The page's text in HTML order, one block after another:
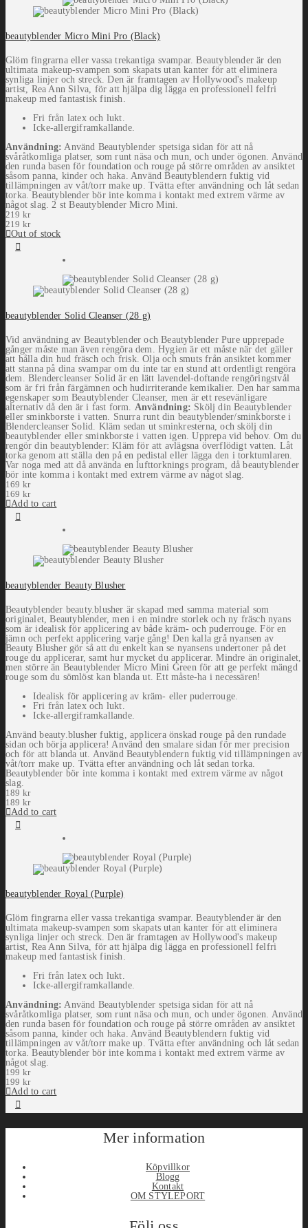
beautyblender Micro Mini Pro (Black)
Glöm fingrarna eller vassa trekantiga svampar. Beautyblender är den
ultimata makeup-svampen som skapats utan kanter för att eliminera
synliga linjer och streck. Den är framtagen av Hollywood's makeup
artist, Rea Ann Silva, för att hjälpa dig lägga en professionell felfri
makeup med fantastisk finish.
Fri från latex och lukt.
Icke-allergiframkallande.
Användning: Använd Beautyblender spetsiga sidan för att nå
svåråtkomliga platser, som runt näsa och mun, och under ögonen. Använd
den runda basen för foundation och rouge på större områden av ansiktet
såsom panna, kinder och haka. Använd Beautyblendern fuktig vid
tillämpningen av våt/torr make up. Tvätta efter användning och låt sedan
torka. Beautyblender bör inte komma i kontakt med extrem värme av
något slag. 2 st Beautyblender Micro Mini.
219 kr
219 kr
Out of stock
beautyblender Solid Cleanser (28 g)
Vid användning av Beautyblender och Beautyblender Pure upprepade
gånger måste man även rengöra dem. Hygien är ett måste när det gäller
att hålla din hud fräsch och frisk. Olja och smuts från ansiktet kommer
att stanna på dina svampar om du inte tar en stund att ordentligt rengöra
dem. Blendercleanser Solid är en lätt lavendel-doftande rengöringstvål
som är fri från färgämnen och hudirriterande kemikalier. Den har samma
egenskaper som Beautyblender Cleanser, men är ett resevänligare
alternativ då den är i fast form. Användning: Skölj din Beautyblender
eller sminkborste i vatten. Snurra runt din beautyblender/sminkborste i
Blendercleanser Solid. Kläm sedan ut sminkresterna, och skölj din
beautyblender eller sminkborste i vatten igen. Upprepa vid behov. Om du
rengör din beautyblender: Kläm för att avlägsna överflödigt vatten. Låt
torka genom att ställa den på en pedistal eller lägga den i torktumlaren.
Var noga med att då använda en lufttorknings program, då beautyblender
bör inte komma i kontakt med extrem värme av något slag.
169 kr
169 kr
Add to cart
beautyblender Beauty Blusher
Beautyblender beauty.blusher är skapad med samma material som
originalet, Beautyblender, men i en mindre storlek och ny fräsch nyans
som är idealisk för applicering av både kräm- och puderrouge. För en
jämn och perfekt applicering varje gång! Den kalla grå nyansen av
Beauty Blusher gör så att du enkelt kan se nyansens undertoner på det
rouge du applicerar, samt hur mycket du applicerar. Mindre än originalet,
men större än Beautyblender Micro Mini Green för att ge perfekt mängd
rouge som du sömlöst kan blanda ut. Ett måste-ha i necessären!
Idealisk för applicering av kräm- eller puderrouge.
Fri från latex och lukt.
Icke-allergiframkallande.
Använd beauty.blusher fuktig, applicera önskad rouge på den rundade
sidan och börja applicera! Använd den smalare sidan för mer precision
och för att blanda ut. Använd Beautyblendern fuktig vid tillämpningen av
våt/torr make up. Tvätta efter användning och låt sedan torka.
Beautyblender bör inte komma i kontakt med extrem värme av något
slag.
189 kr
189 kr
Add to cart
beautyblender Royal (Purple)
Glöm fingrarna eller vassa trekantiga svampar. Beautyblender är den
ultimata makeup-svampen som skapats utan kanter för att eliminera
synliga linjer och streck. Den är framtagen av Hollywood's makeup
artist, Rea Ann Silva, för att hjälpa dig lägga en professionell felfri
makeup med fantastisk finish.
Fri från latex och lukt.
Icke-allergiframkallande.
Användning: Använd Beautyblender spetsiga sidan för att nå
svåråtkomliga platser, som runt näsa och mun, och under ögonen. Använd
den runda basen för foundation och rouge på större områden av ansiktet
såsom panna, kinder och haka. Använd Beautyblendern fuktig vid
tillämpningen av våt/torr make up. Tvätta efter användning och låt sedan
torka. Beautyblender bör inte komma i kontakt med extrem värme av
något slag.
199 kr
199 kr
Add to cart
Mer information
Köpvillkor
Blogg
Kontakt
OM STYLEPORT